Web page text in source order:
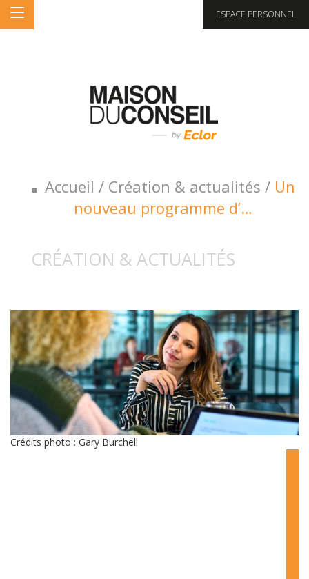
Accueil / Création & actualités / Un
nouveau programme d’…
CRÉATION & ACTUALITÉS
Crédits photo : Gary Burchell
ESPACE PERSONNEL